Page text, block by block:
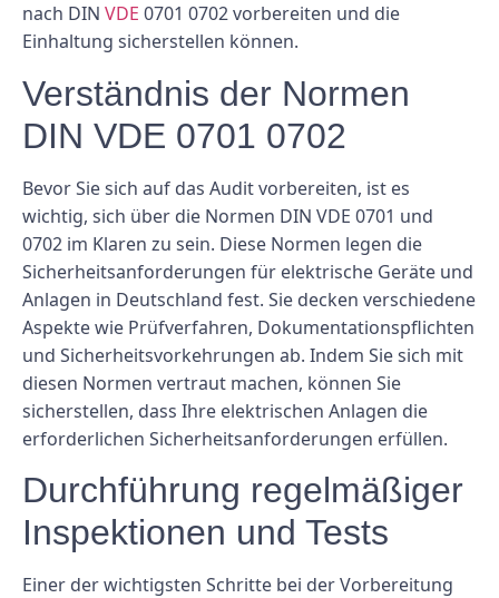
nach DIN VDE 0701 0702 vorbereiten und die
Einhaltung sicherstellen können.
Verständnis der Normen
DIN VDE 0701 0702
Bevor Sie sich auf das Audit vorbereiten, ist es
wichtig, sich über die Normen DIN VDE 0701 und
0702 im Klaren zu sein. Diese Normen legen die
Sicherheitsanforderungen für elektrische Geräte und
Anlagen in Deutschland fest. Sie decken verschiedene
Aspekte wie Prüfverfahren, Dokumentationspflichten
und Sicherheitsvorkehrungen ab. Indem Sie sich mit
diesen Normen vertraut machen, können Sie
sicherstellen, dass Ihre elektrischen Anlagen die
erforderlichen Sicherheitsanforderungen erfüllen.
Durchführung regelmäßiger
Inspektionen und Tests
Einer der wichtigsten Schritte bei der Vorbereitung